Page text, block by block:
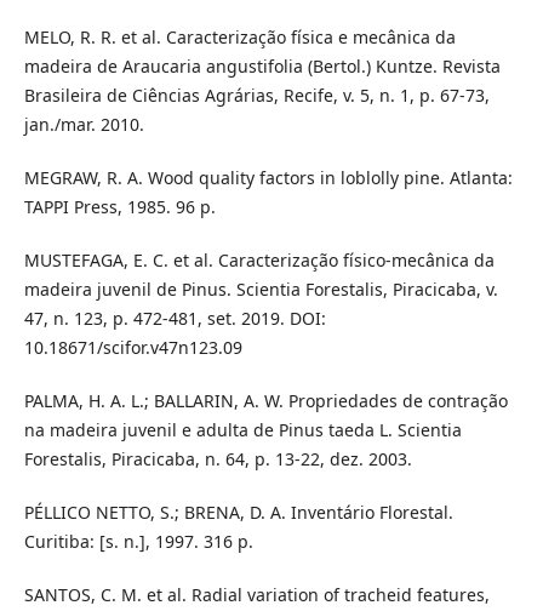
MELO, R. R. et al. Caracterização física e mecânica da
madeira de Araucaria angustifolia (Bertol.) Kuntze. Revista
Brasileira de Ciências Agrárias, Recife, v. 5, n. 1, p. 67-73,
jan./mar. 2010.
MEGRAW, R. A. Wood quality factors in loblolly pine. Atlanta:
TAPPI Press, 1985. 96 p.
MUSTEFAGA, E. C. et al. Caracterização físico-mecânica da
madeira juvenil de Pinus. Scientia Forestalis, Piracicaba, v.
47, n. 123, p. 472-481, set. 2019. DOI:
10.18671/scifor.v47n123.09
PALMA, H. A. L.; BALLARIN, A. W. Propriedades de contração
na madeira juvenil e adulta de Pinus taeda L. Scientia
Forestalis, Piracicaba, n. 64, p. 13-22, dez. 2003.
PÉLLICO NETTO, S.; BRENA, D. A. Inventário Florestal.
Curitiba: [s. n.], 1997. 316 p.
SANTOS, C. M. et al. Radial variation of tracheid features,